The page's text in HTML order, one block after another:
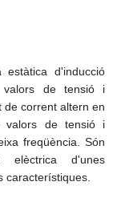
d'inducció
valors detensió i
de corrent altern en
valors de tensió i
freqüència. Són
elèctrica d'unes
característiques.